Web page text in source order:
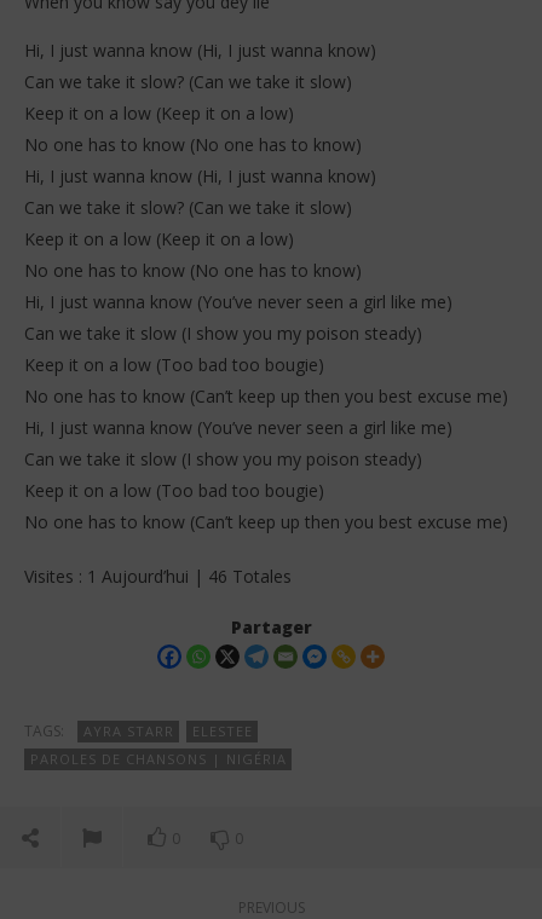
Hi, I just wanna know (Hi, I just wanna know)
Can we take it slow? (Can we take it slow)
Keep it on a low (Keep it on a low)
No one has to know (No one has to know)
Hi, I just wanna know (Hi, I just wanna know)
Can we take it slow? (Can we take it slow)
Keep it on a low (Keep it on a low)
No one has to know (No one has to know)
Hi, I just wanna know (You’ve never seen a girl like me)
Can we take it slow (I show you my poison steady)
Keep it on a low (Too bad too bougie)
No one has to know (Can’t keep up then you best excuse me)
Hi, I just wanna know (You’ve never seen a girl like me)
Can we take it slow (I show you my poison steady)
Keep it on a low (Too bad too bougie)
No one has to know (Can’t keep up then you best excuse me)
Visites : 1 Aujourd’hui | 46 Totales
Partager
TAGS: AYRA STARR
ELESTEE
PAROLES DE CHANSONS | NIGÉRIA
0 0
PREVIOUS